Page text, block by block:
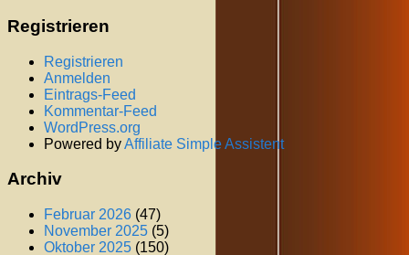
Registrieren
Registrieren
Anmelden
Eintrags-Feed
Kommentar-Feed
WordPress.org
Powered byAffiliate Simple Assistent
Archiv
Februar 2026 (47)
November 2025 (5)
Oktober 2025 (150)